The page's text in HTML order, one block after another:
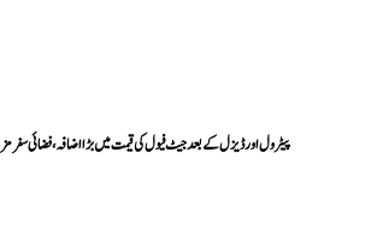
پیٹرول اور ڈیزل کے بعد جیٹ فیول کی قیمت میں بڑا اضافہ، فضائی سفر